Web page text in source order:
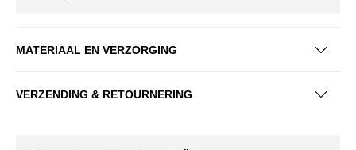
MATERIAAL EN VERZORGING
VERZENDING & RETOURNERING